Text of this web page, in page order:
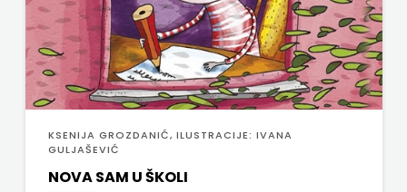
PLANETOPIJA
PLANJAX
KOMERC
POETIKA
POPULUS
KSENIJA GROZDANIĆ, ILUSTRACIJE: IVANA
GULJAŠEVIĆ
NOVA SAM U ŠKOLI